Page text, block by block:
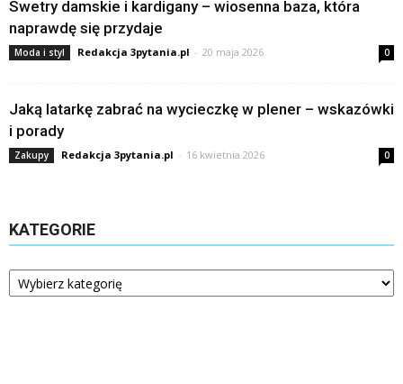
Swetry damskie i kardigany – wiosenna baza, która
naprawdę się przydaje
Moda i styl Redakcja 3pytania.pl - 20 maja 2026 0
Jaką latarkę zabrać na wycieczkę w plener – wskazówki
i porady
Zakupy Redakcja 3pytania.pl - 16 kwietnia 2026 0
KATEGORIE
Kategorie